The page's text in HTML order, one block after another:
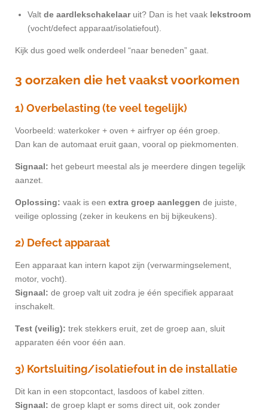
Valt de aardlekschakelaaruit? Dan is het vaak lekstroom
(vocht/defect apparaat/isolatiefout).
Kijk dus goed welk onderdeel “naar beneden” gaat.
3 oorzaken die het vaakst voorkomen
1) Overbelasting (te veel tegelijk)
Voorbeeld: waterkoker + oven + airfryer op één groep.
Dan kan de automaat eruit gaan, vooral op piekmomenten.
Signaal: het gebeurt meestal als je meerdere dingen tegelijk
aanzet.
Oplossing: vaak is een extra groep aanleggen de juiste,
veilige oplossing (zeker in keukens en bij bijkeukens).
2) Defect apparaat
Een apparaat kan intern kapot zijn (verwarmingselement,
motor, vocht).
Signaal: de groep valt uit zodra je één specifiek apparaat
inschakelt.
Test (veilig): trek stekkers eruit, zet de groep aan, sluit
apparaten één voor één aan.
3) Kortsluiting/isolatiefout in de installatie
Dit kan in een stopcontact, lasdoos of kabel zitten.
Signaal: de groep klapt er soms direct uit, ook zonder